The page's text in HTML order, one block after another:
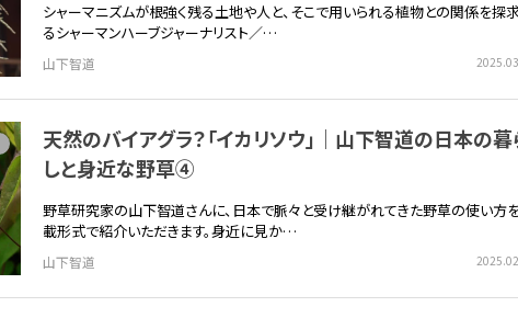
シャーマニズムが根強く残る土地や人と、そこで用いられる植物との関係を探
るシャーマンハーブジャーナリスト／…
山下智道
天然のバイアグラ？「イカリソウ」｜山下智道の日本の暮
しと身近な野草④
野草研究家の山下智道さんに、日本で脈々と受け継がれてきた野草の使い方
載形式で紹介いただきます。身近に見か…
山下智道